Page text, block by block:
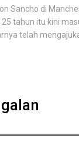
Sancho di
tahun itu kini
telah